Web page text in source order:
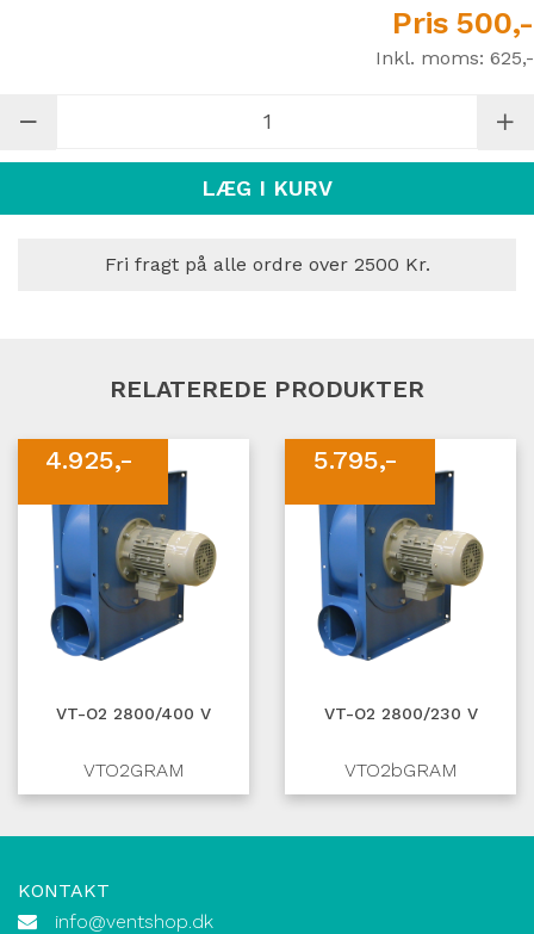
Pris 500,-
Inkl. moms: 625,-
LÆG I KURV
Fri fragt på alle ordre over 2500 Kr.
RELATEREDE PRODUKTER
4.925,-
VT-O2 2800/400 V
VTO2GRAM
5.795,-
VT-O2 2800/230 V
VTO2bGRAM
KONTAKT
info@ventshop.dk